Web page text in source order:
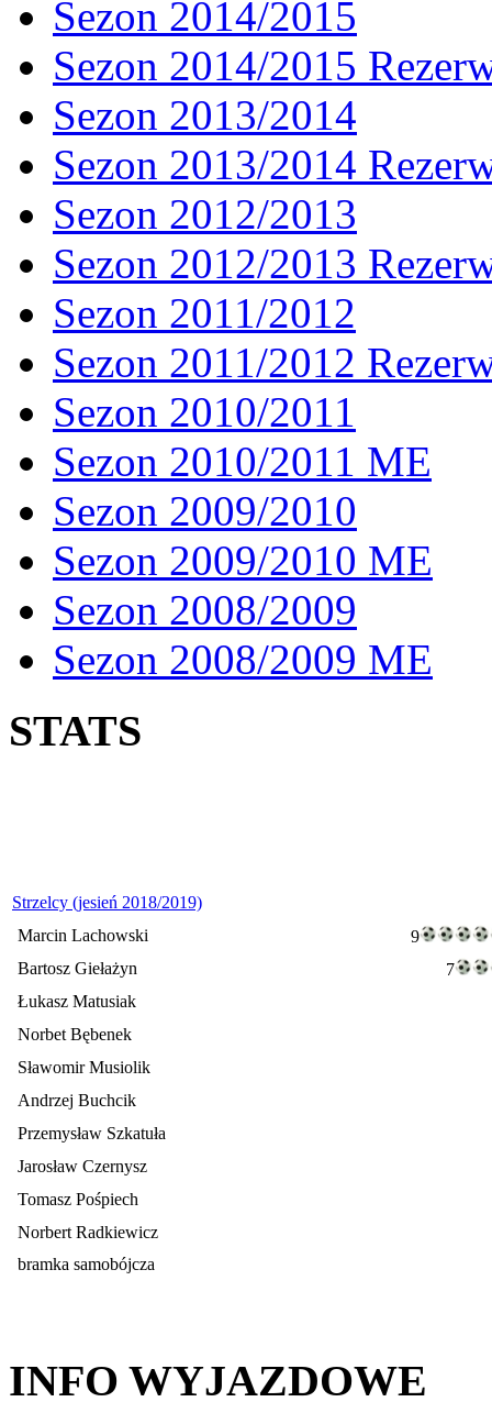
Sezon 2014/2015
Sezon 2014/2015
Sezon 2013/2014
Sezon 2013/2014
Sezon 2012/2013
Sezon 2012/2013
Sezon 2011/2012
Sezon 2011/2012
Sezon 2010/2011
Sezon 2010/2011 ME
Sezon 2009/2010
Sezon 2009/2010 ME
Sezon 2008/2009
Sezon 2008/2009 ME
STATS
Strzelcy (jesień 2018/2019)
Marcin Lachowski
9
Bartosz Giełażyn
7
Łukasz Matusiak
Norbet Bębenek
Sławomir Musiolik
Andrzej Buchcik
Przemysław Szkatuła
Jarosław Czernysz
Tomasz Pośpiech
Norbert Radkiewicz
bramka samobójcza
INFO WYJAZDOWE